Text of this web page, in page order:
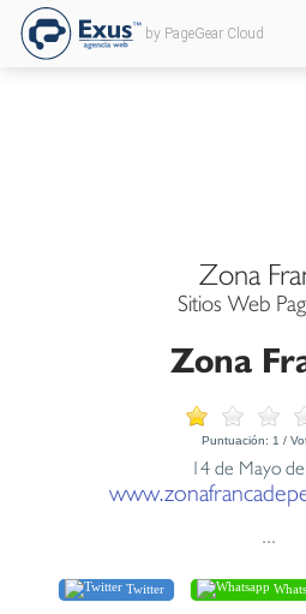
by PageGear Cloud
Zona
Sitios Web
Zona
Puntuación: 1 /
14 de Mayo
...
Twitter